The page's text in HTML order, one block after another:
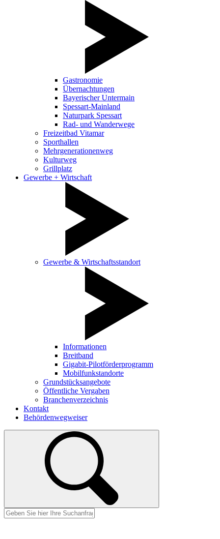
Gastronomie
Übernachtungen
Bayerischer Untermain
Spessart-Mainland
Naturpark Spessart
Rad- und Wanderwege
Freizeitbad Vitamar
Sporthallen
Mehrgenerationenweg
Kulturweg
Grillplatz
Gewerbe + Wirtschaft
Gewerbe & Wirtschaftsstandort
Informationen
Breitband
Gigabit-Pilotförderprogramm
Mobilfunkstandorte
Grundstücksangebote
Öffentliche Vergaben
Branchenverzeichnis
Kontakt
Behördenwegweiser